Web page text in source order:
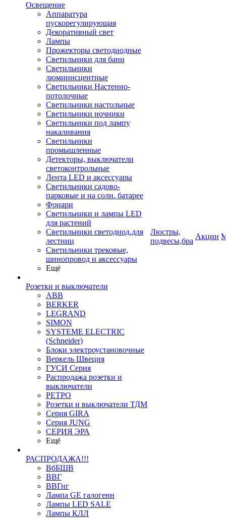
Освещение
Аппаратура
пускорегулирующая
Декоративный свет
Лампы
Прожекторы светодиодные
Светильники для бани
Светильники
люминисцентные
Светильники Настенно-
потолочные
Светильники настольные
Светильники ночники
Светильники под лампу
накаливания
Светильники
промышленные
Детекторы, выключатели
светоконтрольные
Лента LED и аксессуары
Светильники садово-
парковые и на солн. батарее
Фонари
Светильники и лампы LED
для растений
Светильники светодиод.для
лестниц
Светильники трековые,
шинопровод и аксессуары
Ещё
Розетки и выключатели
ABB
BERKER
LEGRAND
SIMON
SYSTEME ELECTRIC
(Schneider)
Блоки электроустановочные
Веркель Швеция
ГУСИ Серия
Распродажа розетки и
выключатели
РЕТРО
Розетки и выключатели ТДМ
Серия GIRA
Серия JUNG
СЕРИЯ ЭРА
Ещё
РАСПРОДАЖА!!!
ВбБШВ
ВВГ
ВВГнг
Лампа GE галогенн
Лампы LED SALE
Лампы КЛЛ
Люстры,
подвесы,бра
Акции